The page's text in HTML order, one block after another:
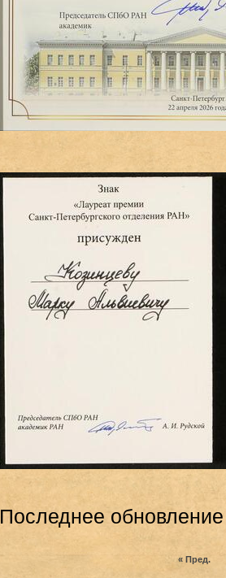
Последнее
« Пред.